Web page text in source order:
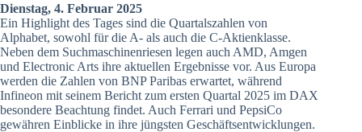
Dienstag, 4. Februar 2025
Ein Highlight des Tages sind die Quartalszahlen von
Alphabet, sowohl für die A- als auch die C-Aktienklasse.
Neben dem Suchmaschinenriesen legen auch AMD, Amgen
und Electronic Arts ihre aktuellen Ergebnisse vor. Aus Europa
werden die Zahlen von BNP Paribas erwartet, während
Infineon mit seinem Bericht zum ersten Quartal 2025 im DAX
besondere Beachtung findet. Auch Ferrari und PepsiCo
gewähren Einblicke in ihre jüngsten Geschäftsentwicklungen.